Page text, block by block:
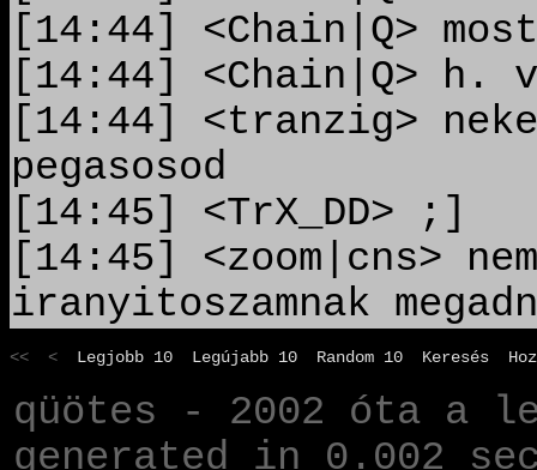
[14:44] <Chain|Q>
[14:44] <Chain|Q> h.
[14:44] <tranzig>
pegasosod
[14:45] <TrX_DD> ;]
[14:45] <zoom|cns>
iranyitoszamnak
<< < Legjobb 10 Legújabb 10 Random 10 Keresés
qüötes - 2002 óta a
generated in 0.002